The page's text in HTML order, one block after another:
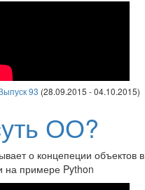
93 (28.09.2015 - 04.10.2015)
ОО?
о концепеции объектов в
на примере Python